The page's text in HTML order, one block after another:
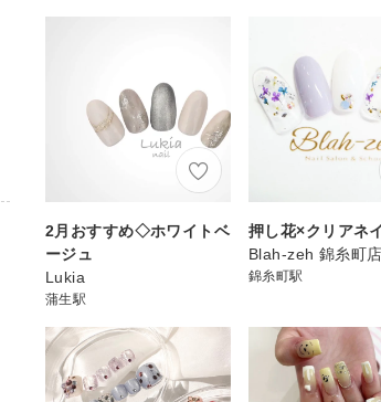
2月おすすめ◇ホワイトベ
ージュ
Lukia
蒲生駅
押し花×クリアネ
Blah-zeh 錦糸町店
錦糸町駅